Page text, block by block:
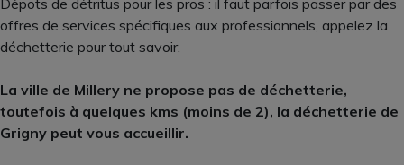
offres de services spécifiques aux professionnels, appelez la
déchetterie pour tout savoir.
La ville de Millery ne propose pas de déchetterie,
toutefois à quelques kms (moins de 2), la déchetterie de
Grigny peut vous accueillir.